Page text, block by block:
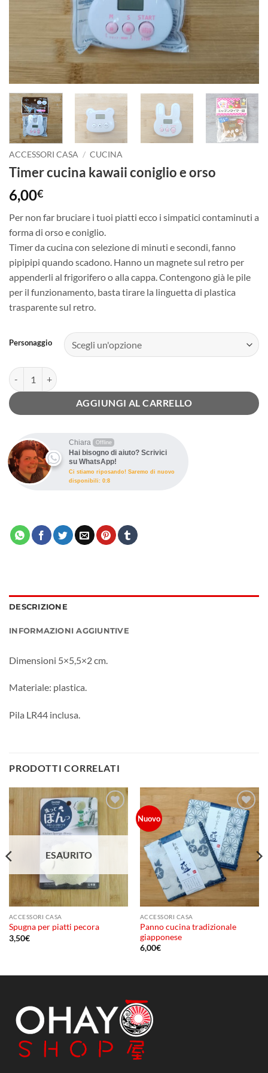
ACCESSORI CASA / CUCINA
Timer cucina kawaii coniglio e orso
6,00€
Per non far bruciare i tuoi piatti ecco i simpatici contaminuti a
forma di orso e coniglio.
Timer da cucina con selezione di minuti e secondi, fanno
pipipipi quando scadono. Hanno un magnete sul retro per
appenderli al frigorifero o alla cappa. Contengono già le pile
per il funzionamento, basta tirare la linguetta di plastica
trasparente sul retro.
Personaggio
Timer cucina kawaii coniglio e orso quantità
AGGIUNGI AL CARRELLO
Chiara Offline
Hai bisogno di aiuto? Scrivici
su WhatsApp!
Ci stiamo riposando! Saremo di nuovo
disponibili: 0:8
DESCRIZIONE
INFORMAZIONI AGGIUNTIVE
Dimensioni 5×5,5×2 cm.
Materiale: plastica.
Pila LR44 inclusa.
PRODOTTI CORRELATI
Aggiungi
alla lista
dei
ESAURITO
ACCESSORI CASA
Spugna per piatti pecora
3,50€
Nuovo
Aggiungi
alla lista
dei
desideri
ACCESSORI CASA
Panno cucina tradizionale
giapponese
6,00€